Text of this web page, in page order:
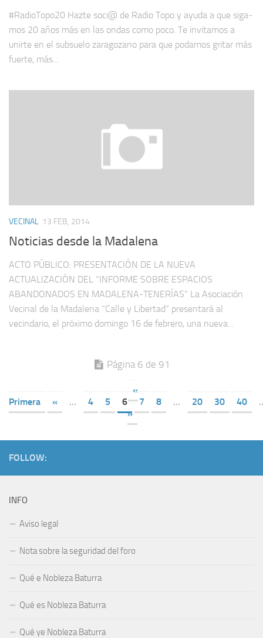
#RadioTopo20 Hazte soci@ de Radio Topo y ayuda a que siga­
mos 20 años más en las ondas como poco. Te invi­ta­mos a
unirte en el sub­suelo zara­go­zano para que poda­mos gri­tar más
fuerte, más...
VECINAL 13 FEB, 2014
Noticias desde la Madalena
ACTO PÚBLICO: PRESENTACIÓN DE LA NUEVA
ACTUALIZACIÓN DEL “INFORME SOBRE ESPACIOS
ABANDONADOS EN MADALENA-TENERÍAS” La Asociación
Vecinal de la Madalena “Calle y Libertad” presentará al
vecindario, el próximo domingo 16 de febrero, una nueva...
Página 6 de 91
«
Primera
« ... 4 5 6 7 8 ... 20 30 40
»
FOLLOW:
INFO
Aviso legal
Nota sobre la seguridad del foro
Qué e Nobleza Baturra
Qué es Nobleza Baturra
Qué ye Nobleza Baturra